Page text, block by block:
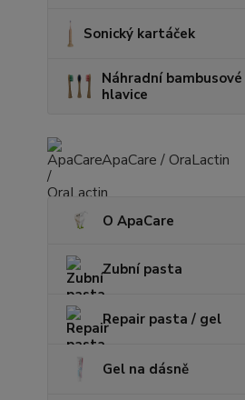
Sonický kartáček
Náhradní bambusové
hlavice
ApaCare / OraLactin
O ApaCare
Zubní pasta
Repair pasta / gel
Gel na dásně